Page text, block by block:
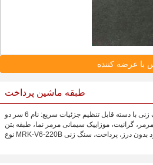
با عرضه کننده
طبقه ماشین پرداخت
تنها پولیش فاز کف / ماشین آلات سنگ زنی با دسته قابل تنظیم جزئیات سریع: نام 6 سر دو
گرانیت، موزاییک سیمانی مرمر نما، طبقه بتن